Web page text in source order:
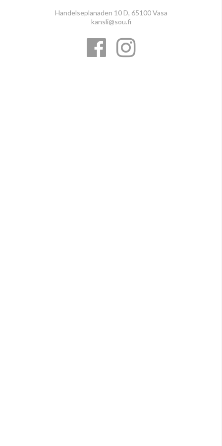
Handelseplanaden 10 D, 65100 Vasa
kansli@sou.fi